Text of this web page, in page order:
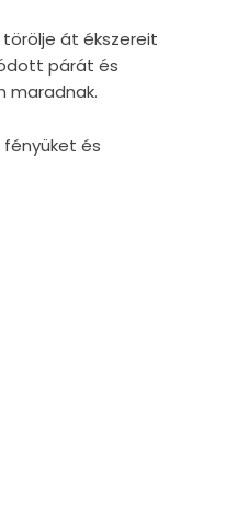
át ékszereit
párát és
maradnak.
fényüket és